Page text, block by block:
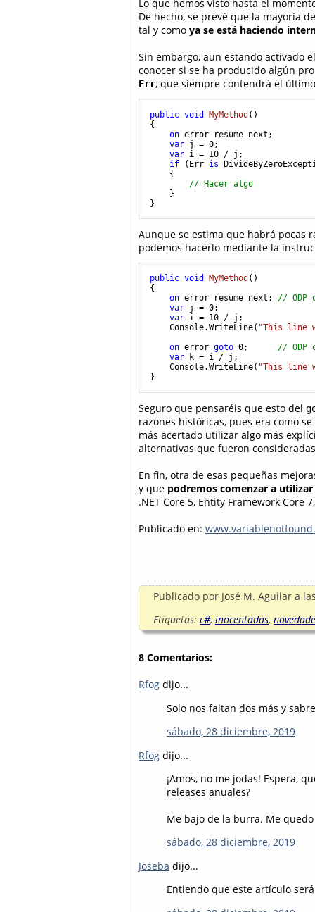
Lo que hemos visto hasta el
De hecho, se prevé que la mayoría
tal y como ya se está haciendo
Sin embargo, aun estando activado
conocer si se ha producido algún
Err, que siempre contendrá el
public void MyMethod ()
{
on error resume next;
var j = 0;
var i = 10 / j;
if (Err is
    {
// Hacer algo
    }
Aunque se estima que habrá pocas
podemos hacerlo mediante la
public void MyMethod ()
{
on error resume next; // ODP
var j = 0;
var i = 10 / j;
    Console.WriteLine(
"This line
on error goto 0; // ODP
var k = i / j;
    Console.WriteLine(
"This line
Seguro que pensaréis que esto del
razones históricas, pues era como
más acertado utilizar algo más
alternativas que fueron
En fin, otra de esas pequeñas
y que podremos comenzar a
.NET Core 5, Entity Framework Core
Publicado en:
Publicado por José M. Aguilar a
Etiquetas: c#, inocentadas,
8 Comentarios:
Rfog dijo...
Solo nos faltan dos más y
sábado, 28 diciembre, 2019
Rfog dijo...
¡Amos, no me jodas! Espera,
releases anuales?
Me bajo de la burra. Me
sábado, 28 diciembre, 2019
Joseba dijo...
Entiendo que este artículo